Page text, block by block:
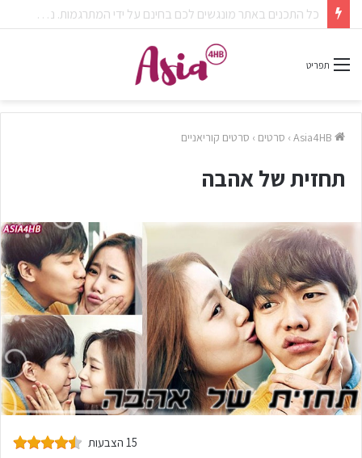
צפיתם בדרמה או סרט ונהניתם? אל תשכחו לפרגן בתגובות.
תפריט
› סרטים › סרטים קוריאניים
תחזית של אהבה
15 הצבעות